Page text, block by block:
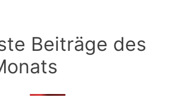
Beiträge des